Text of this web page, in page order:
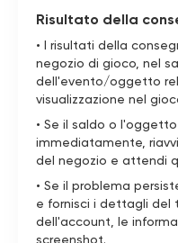
Risultato della
• I risultati della
negozio di gioco, nel
dell'evento/oggetto
visualizzazione nel
• Se il saldo o
immediatamente,
del negozio e attendi
• Se il problema
e fornisci i dettagli del
dell'account, le
screenshot.